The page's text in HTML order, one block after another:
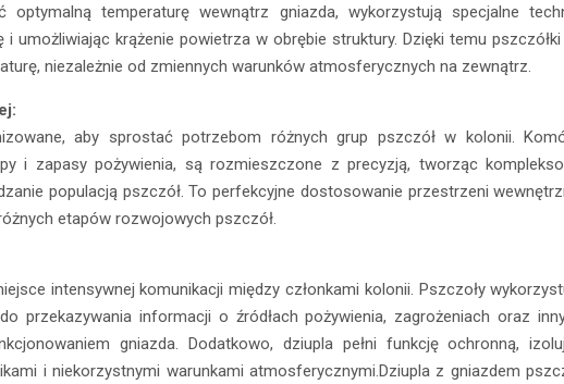
optymalną temperaturę wewnątrz gniazda, wykorzystują specjalne
umożliwiając krążenie powietrza w obrębie struktury. Dzięki temu
niezależnie od zmiennych warunków atmosferycznych na zewnątrz.
aby sprostać potrzebom różnych grup pszczół w kolonii.
i zapasy pożywienia, są rozmieszczone z precyzją, tworząc
populacją pszczół. To perfekcyjne dostosowanie przestrzeni
etapów rozwojowych pszczół.
intensywnej komunikacji między członkami kolonii. Pszczoły
przekazywania informacji o źródłach pożywienia, zagrożeniach oraz
gniazda. Dodatkowo, dziupla pełni funkcję ochronną,
i niekorzystnymi warunkami atmosferycznymi.Dziupla z gniazdem